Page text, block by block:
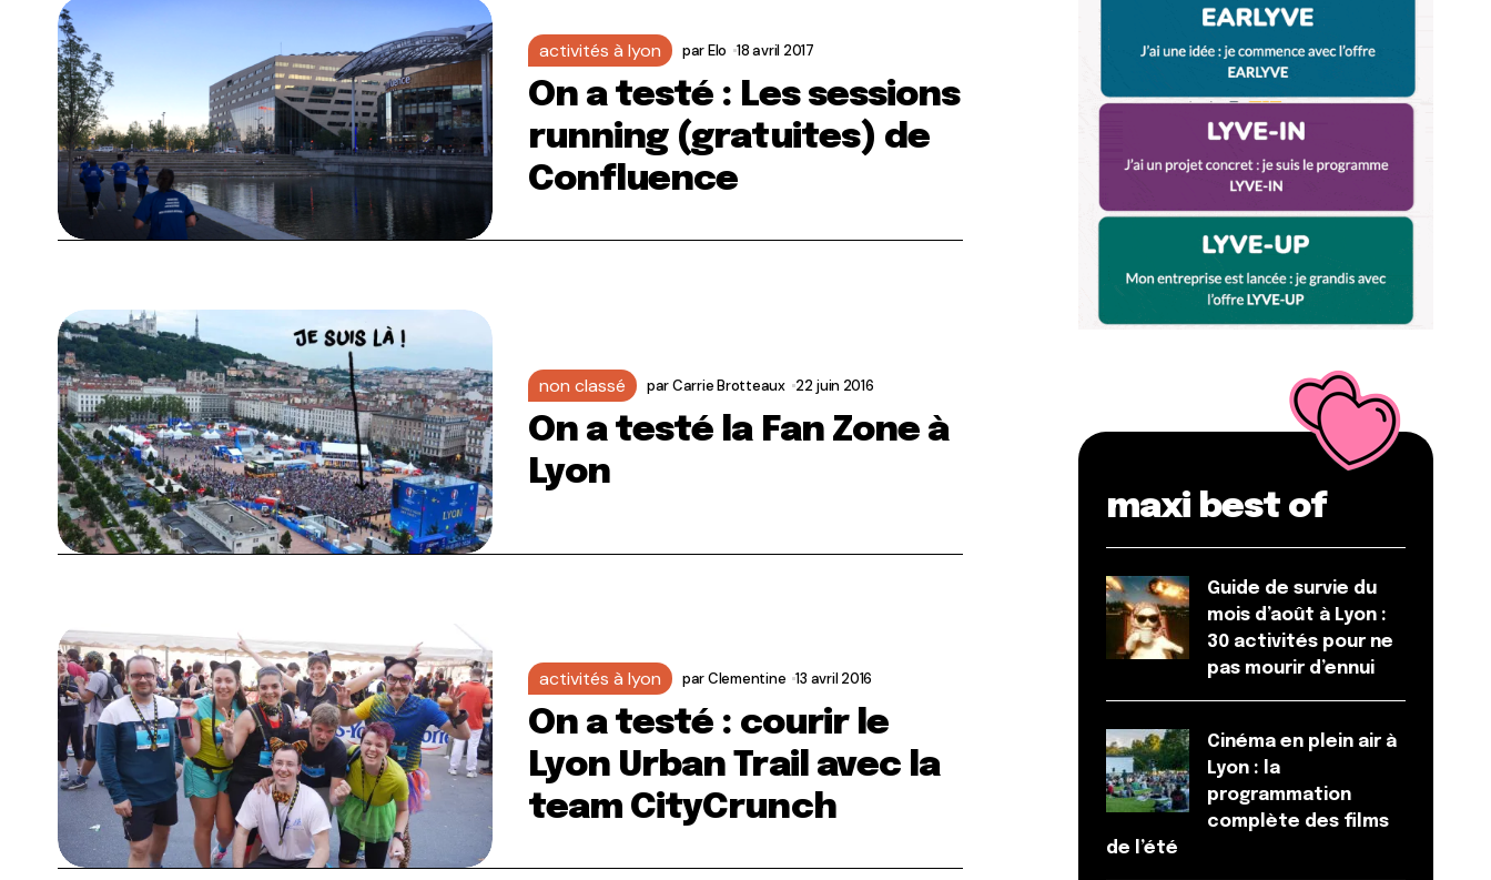
activités à lyon parElo 18 avril 2017
On a testé : Les sessions
running (gratuites) de
Confluence
non classé parCarrie Brotteaux 22 juin 2016
On a testé la Fan Zone à
Lyon
activités à lyon parClementine 13 avril 2016
On a testé : courir le
Lyon Urban Trail avec la
team CityCrunch
maxi best of
Guide de survie du
mois d’août à Lyon :
30 activités pour ne
pas mourir d’ennui
Cinéma en plein air à
Lyon : la
programmation
complète des films
de l’été